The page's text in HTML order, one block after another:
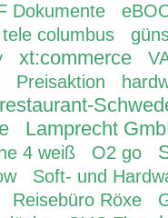
Dokumente
tele columbus
xt:commerce
Preisaktion
Lamprecht
4 weiß O2 go
Soft- und
Reisebüro Röxe